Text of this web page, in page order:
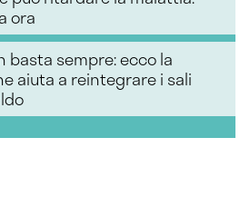
ora
basta sempre: ecco la
aiuta a reintegrare i sali